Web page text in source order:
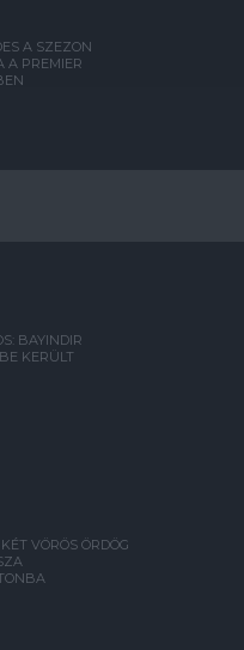
A SZEZON
A PREMIER
BAYINDIR
KERÜLT
VÖRÖS ÖRDÖG